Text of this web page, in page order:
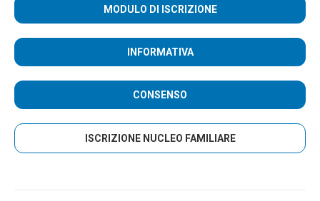
MODULO DI ISCRIZIONE
INFORMATIVA
CONSENSO
ISCRIZIONE NUCLEO FAMILIARE